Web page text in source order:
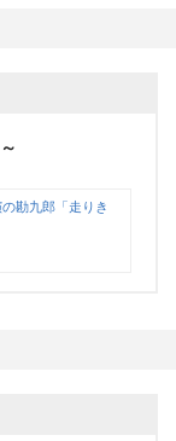
勘九郎「走りき